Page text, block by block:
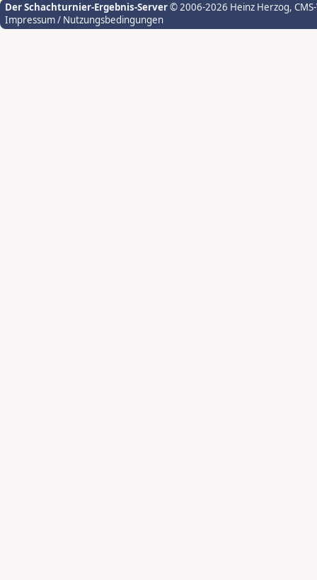
Der Schachturnier-Ergebnis-Server© 2006-2026 Heinz Herzog,
Impressum / Nutzungsbedingungen